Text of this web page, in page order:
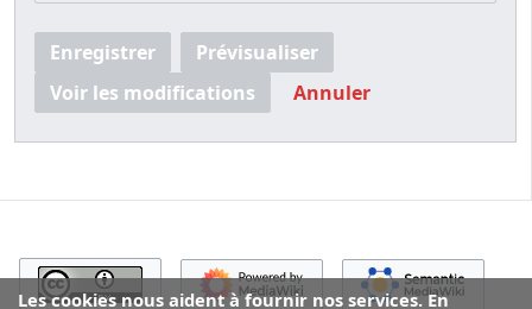
Enregistrer
Prévisualiser
Voir les modifications
Annuler
Les cookies nous aident à fournir nos services. En